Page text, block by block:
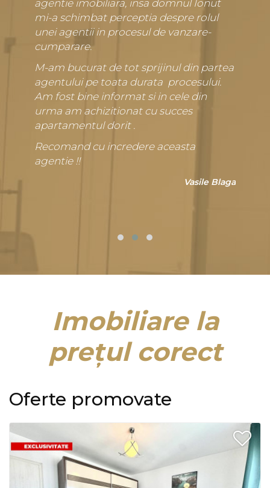
agentie imobiliara, insa domnul Ionut
mi-a schimbat perceptia despre rolul
unei agentii in procesul de vanzare-
cumparare.
M-am bucurat de tot sprijinul din partea
agentului pe toata durata procesului.
Am fost bine informat si in cele din
urma am achizitionat cu succes
apartamentul dorit .
Recomand cu incredere aceasta
agentie !!
Vasile Blaga
Imobiliare la
prețul corect
Oferte promovate
2